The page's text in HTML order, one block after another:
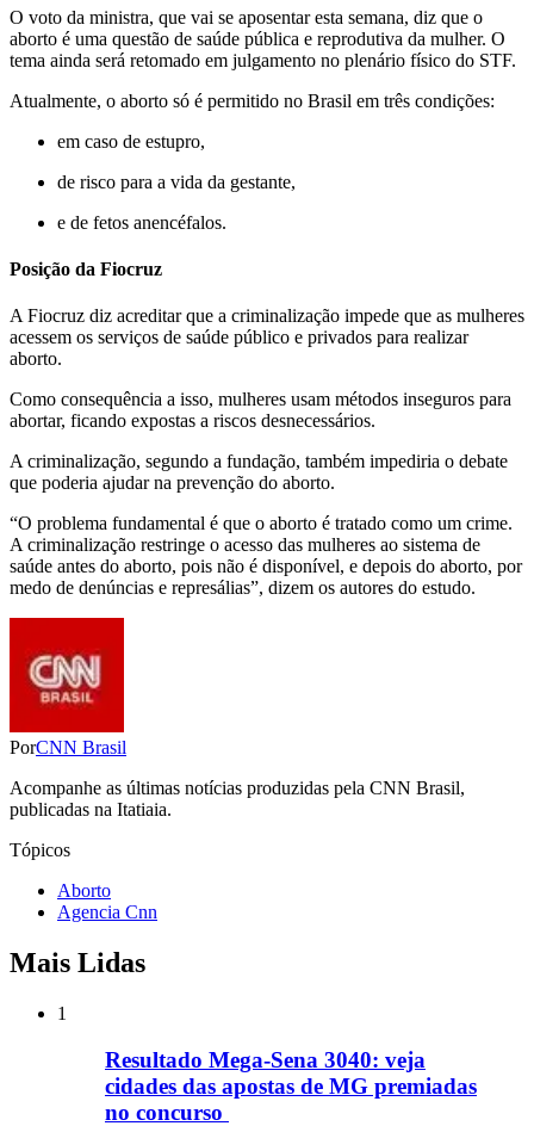
O voto da ministra, que vai se aposentar esta semana, diz que o
aborto é uma questão de saúde pública e reprodutiva da mulher. O
tema ainda será retomado em julgamento no plenário físico do STF.
Atualmente, o aborto só é permitido no Brasil em três condições:
em caso de estupro,
de risco para a vida da gestante,
e de fetos anencéfalos.
Posição da Fiocruz
A Fiocruz diz acreditar que a criminalização impede que as mulheres
acessem os serviços de saúde público e privados para realizar
aborto.
Como consequência a isso, mulheres usam métodos inseguros para
abortar, ficando expostas a riscos desnecessários.
A criminalização, segundo a fundação, também impediria o debate
que poderia ajudar na prevenção do aborto.
“O problema fundamental é que o aborto é tratado como um crime.
A criminalização restringe o acesso das mulheres ao sistema de
saúde antes do aborto, pois não é disponível, e depois do aborto, por
medo de denúncias e represálias”, dizem os autores do estudo.
PorCNN Brasil
Acompanhe as últimas notícias produzidas pela CNN Brasil,
publicadas na Itatiaia.
Tópicos
Aborto
Agencia Cnn
Mais Lidas
1
Resultado Mega-Sena 3040: veja
cidades das apostas de MG premiadas
no concurso